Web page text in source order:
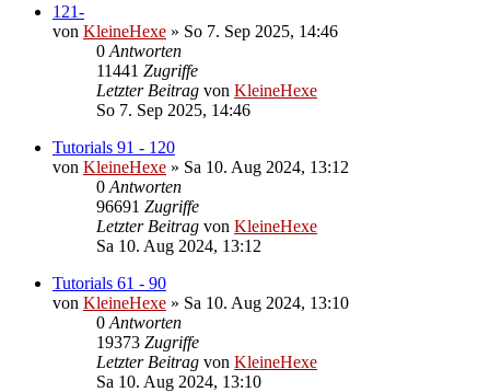
121-
von KleineHexe » So 7. Sep 2025, 14:46
0 Antworten
11441 Zugriffe
Letzter Beitrag von KleineHexe
So 7. Sep 2025, 14:46
Tutorials 91 - 120
von KleineHexe » Sa 10. Aug 2024, 13:12
0 Antworten
96691 Zugriffe
Letzter Beitrag von KleineHexe
Sa 10. Aug 2024, 13:12
Tutorials 61 - 90
von KleineHexe » Sa 10. Aug 2024, 13:10
0 Antworten
19373 Zugriffe
Letzter Beitrag von KleineHexe
Sa 10. Aug 2024, 13:10